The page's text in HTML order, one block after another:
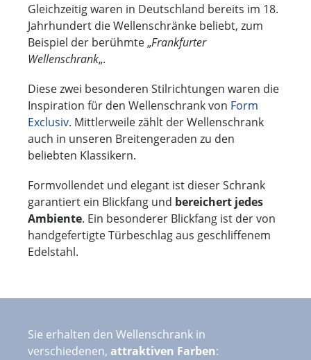
Gleichzeitig waren in Deutschland bereits im 18.
Jahrhundert die Wellenschränke beliebt, zum
Beispiel der berühmte „Frankfurter
Wellenschrank„.
Diese zwei besonderen Stilrichtungen waren die
Inspiration für den Wellenschrank von Form
Exclusiv. Mittlerweile zählt der Wellenschrank
auch in unseren Breitengeraden zu den
beliebten Klassikern.
Formvollendet und elegant ist dieser Schrank
garantiert ein Blickfang und bereichert jedes
Ambiente. Ein besonderer Blickfang ist der von
handgefertigte Türbeschlag aus geschliffenem
Edelstahl.
Sie erhalten den Wellenschrank in
verschiedenen, attraktiven Farben: